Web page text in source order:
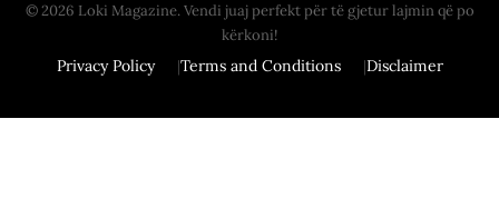
© 2026 Loki Magazine. Vendi juaj perfekt për të gjetur lajmin që po
kërkoni!
Privacy Policy Terms and Conditions Disclaimer